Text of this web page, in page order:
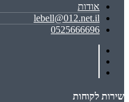
אודות
lebell@012.net.il
0525666696
שירות לקוחות